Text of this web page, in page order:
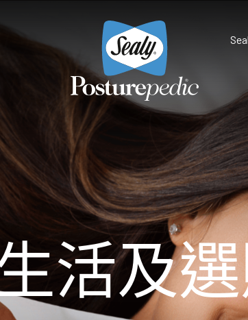
什麼選擇Sealy
究和開發
的技術
驗。
Palatial
雙重堅固承托，
Premium
完美平衡舒適與
Prestige
無與倫比的舒適
康睡眠
床褥保護墊及被
天然物料 質感舒適
活及